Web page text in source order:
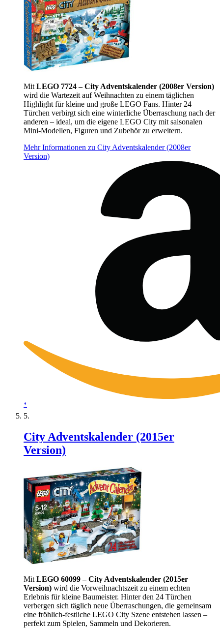
Mit LEGO 7724 – City Adventskalender (2008er Version)
wird die Wartezeit auf Weihnachten zu einem täglichen
Highlight für kleine und große LEGO Fans. Hinter 24
Türchen verbirgt sich eine winterliche Überraschung nach der
anderen – ideal, um die eigene LEGO City mit saisonalen
Mini-Modellen, Figuren und Zubehör zu erweitern.
Mehr Informationen zu City Adventskalender (2008er
Version)
*
City Adventskalender (2015er
Version)
Mit LEGO 60099 – City Adventskalender (2015er
Version) wird die Vorweihnachtszeit zu einem echten
Erlebnis für kleine Baumeister. Hinter den 24 Türchen
verbergen sich täglich neue Überraschungen, die gemeinsam
eine fröhlich-festliche LEGO City Szene entstehen lassen –
perfekt zum Spielen, Sammeln und Dekorieren.